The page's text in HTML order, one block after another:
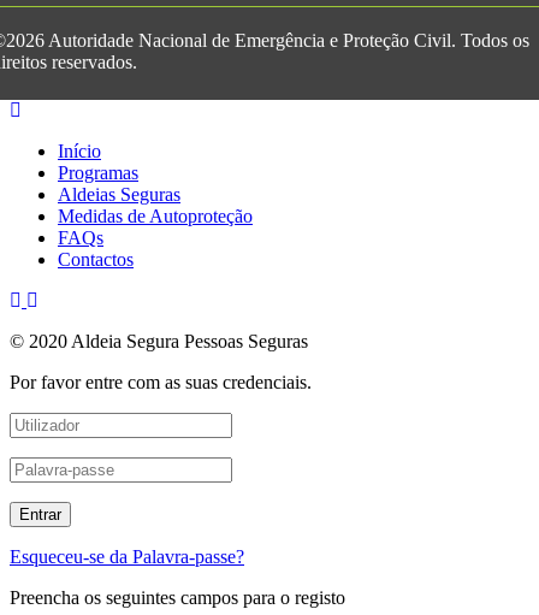
Autoridade Nacional de Emergência e Proteção Civil. Todos os
reservados.
Início
Programas
Aldeias Seguras
Medidas de Autoproteção
FAQs
Contactos
© 2020 Aldeia Segura Pessoas Seguras
Por favor entre com as suas credenciais.
Esqueceu-se da Palavra-passe?
Preencha os seguintes campos para o registo